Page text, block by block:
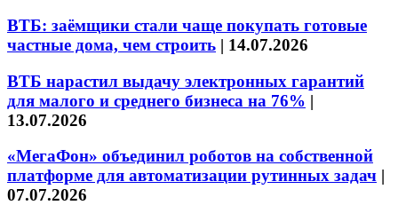
ВТБ: заёмщики стали чаще покупать готовые
частные дома, чем строить | 14.07.2026
ВТБ нарастил выдачу электронных гарантий
для малого и среднего бизнеса на 76% |
13.07.2026
«МегаФон» объединил роботов на собственной
платформе для автоматизации рутинных задач |
07.07.2026